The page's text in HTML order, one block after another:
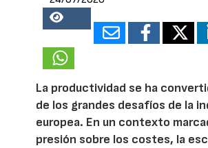
18870
La productividad se ha
de los grandes desafíos de la
europea. En un contexto
presión sobre los costes, la